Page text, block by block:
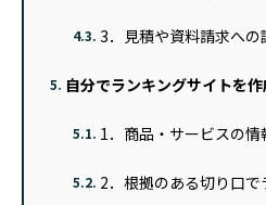
4.3. 3．見積や資料請求へ
5. 自分でランキングサイトを
5.1. 1．商品・サービスの
5.2. 2．根拠のある切り口